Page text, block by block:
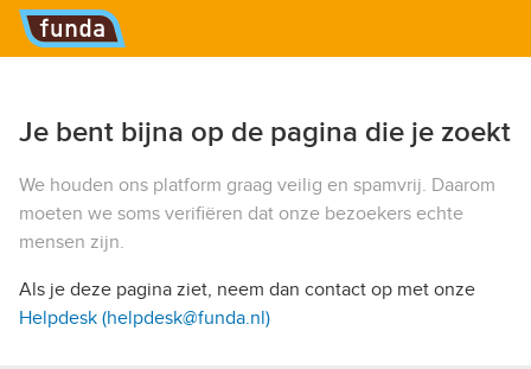
Hoofdmenu
Je bent bijna op de pagina die je zoekt
We houden ons platform graag veilig en spamvrij. Daarom
moeten we soms verifiëren dat onze bezoekers echte
mensen zijn.
Als je deze pagina ziet, neem dan contact op met onze
Helpdesk (helpdesk@funda.nl)